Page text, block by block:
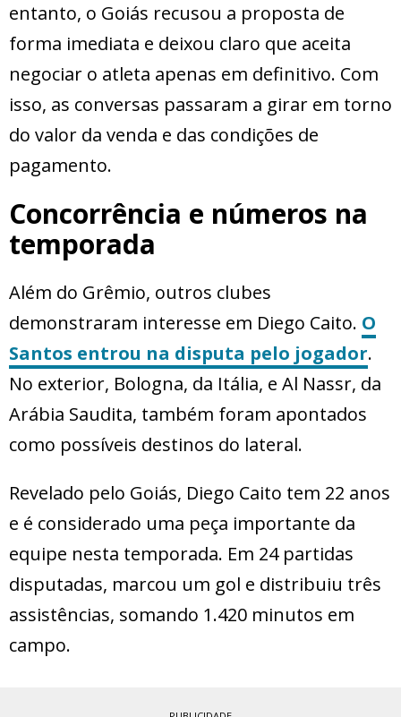
entanto, o Goiás recusou a proposta de
forma imediata e deixou claro que aceita
negociar o atleta apenas em definitivo. Com
isso, as conversas passaram a girar em torno
do valor da venda e das condições de
pagamento.
Concorrência e números na
temporada
Além do Grêmio, outros clubes
demonstraram interesse em Diego Caito. O
Santos entrou na disputa pelo jogador.
No exterior, Bologna, da Itália, e Al Nassr, da
Arábia Saudita, também foram apontados
como possíveis destinos do lateral.
Revelado pelo Goiás, Diego Caito tem 22 anos
e é considerado uma peça importante da
equipe nesta temporada. Em 24 partidas
disputadas, marcou um gol e distribuiu três
assistências, somando 1.420 minutos em
campo.